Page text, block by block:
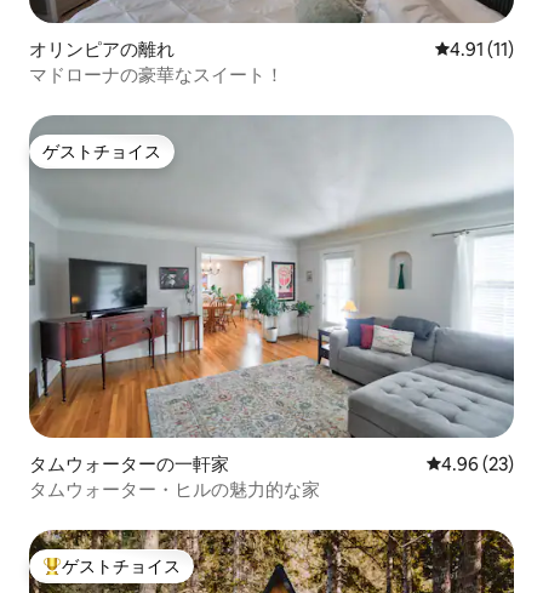
オリンピアの離れ レビュー11
4.91 (11)
マドローナの豪華なスイート！
ゲストチョイス
ゲストチョイス
タムウォーターの一軒家 レビュー23
4.96 (23)
タムウォーター・ヒルの魅力的な家
大好評のゲストチョイスです。
ゲストチョイス